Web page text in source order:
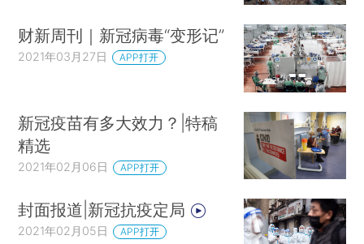
财新周刊｜新冠病毒“变形记”
2021年03月27日 APP打开
新冠疫苗有多大效力？|特稿
精选
2021年02月06日 APP打开
封面报道|新冠抗疫定局
2021年02月05日 APP打开